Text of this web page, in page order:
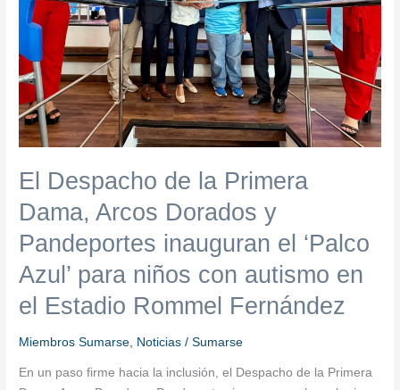
El Despacho de la Primera
Dama, Arcos Dorados y
Pandeportes inauguran el ‘Palco
Azul’ para niños con autismo en
el Estadio Rommel Fernández
Miembros Sumarse Noticias /Sumarse
En un paso firme hacia la inclusión, el Despacho de la Primera
Arcos
Dorados
Pandeportes
inauguran
el
‘Palco
Azul’
para
niños
con
autismo
en
el
Estadio
Rommel
Fernández